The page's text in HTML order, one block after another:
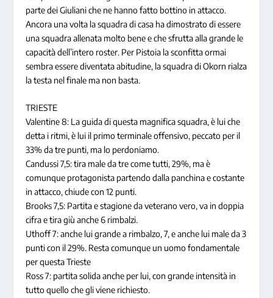
parte dei Giuliani che ne hanno fatto bottino in attacco.
Ancora una volta la squadra di casa ha dimostrato di essere
una squadra allenata molto bene e che sfrutta alla grande le
capacità dell’intero roster. Per Pistoia la sconfitta ormai
sembra essere diventata abitudine, la squadra di Okorn rialza
la testa nel finale ma non basta.
TRIESTE
Valentine 8: La guida di questa magnifica squadra, è lui che
detta i ritmi, è lui il primo terminale offensivo, peccato per il
33% da tre punti, ma lo perdoniamo.
Candussi 7,5: tira male da tre come tutti, 29%, ma è
comunque protagonista partendo dalla panchina e costante
in attacco, chiude con 12 punti.
Brooks 7,5: Partita e stagione da veterano vero, va in doppia
cifra e tira giù anche 6 rimbalzi.
Uthoff 7: anche lui grande a rimbalzo, 7, e anche lui male da 3
punti con il 29%. Resta comunque un uomo fondamentale
per questa Trieste
Ross 7: partita solida anche per lui, con grande intensità in
tutto quello che gli viene richiesto.